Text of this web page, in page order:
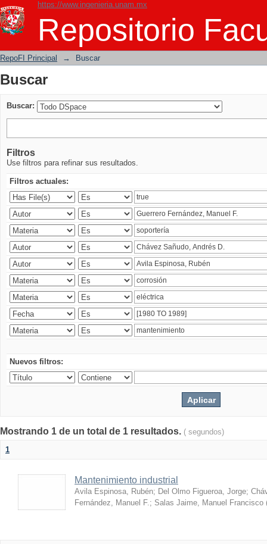
https://www.ingenieria.unam.mx
Repositorio
Buscar
RepoFI Principal → Buscar
Buscar
Buscar:
Filtros
Use filtros para refinar sus resultados.
Filtros actuales:
Nuevos filtros:
Mostrando 1 de un total de 1 resultados. ( segundos)
1
Mantenimiento industrial
Avila Espinosa, Rubén; Del Olmo Figueroa, Jorge;
Fernández, Manuel F.; Salas Jaime, Manuel Francisco